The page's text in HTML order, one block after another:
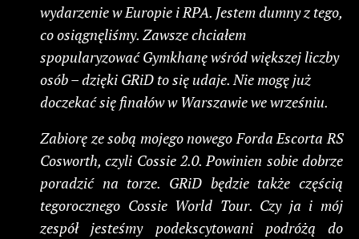
wydarzenie w Europie i RPA. Jestem dumny z tego,
co osiągnęliśmy. Zawsze chciałem
spopularyzować Gymkhanę wśród większej liczby
osób – dzięki GRiD to się udaje. Nie mogę już
doczekać się finałów w Warszawie we wrześniu.
Zabiorę ze sobą mojego nowego Forda Escorta RS
Cosworth, czyli Cossie 2.0. Powinien sobie dobrze
poradzić na torze. GRiD będzie także częścią
tegorocznego Cossie World Tour. Czy ja i mój
zespół jesteśmy podekscytowani podróżą do